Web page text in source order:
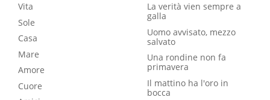
Vita
Sole
Casa
Mare
Amore
Cuore
La verità vien sempre a
galla
Uomo avvisato, mezzo
salvato
Una rondine non fa
primavera
Il mattino ha l'oro in
bocca